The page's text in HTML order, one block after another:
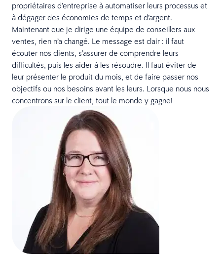
propriétaires d’entreprise à automatiser leurs processus et
à dégager des économies de temps et d’argent.
Maintenant que je dirige une équipe de conseillers aux
ventes, rien n’a changé. Le message est clair : il faut
écouter nos clients, s’assurer de comprendre leurs
difficultés, puis les aider à les résoudre. Il faut éviter de
leur présenter le produit du mois, et de faire passer nos
objectifs ou nos besoins avant les leurs. Lorsque nous nous
concentrons sur le client, tout le monde y gagne!